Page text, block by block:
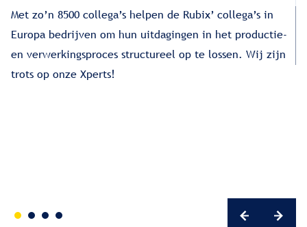
Met zo’n 8500 collega’s helpen de Rubix’ collega’s in
Europa bedrijven om hun uitdagingen in het productie-
en verwerkingsproces structureel op te lossen. Wij zijn
trots op onze Xperts!